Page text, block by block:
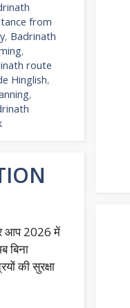
from
, Badrinath
,
route
Hinglish,
,
आप 2026 में
बिना
की सुरक्षा